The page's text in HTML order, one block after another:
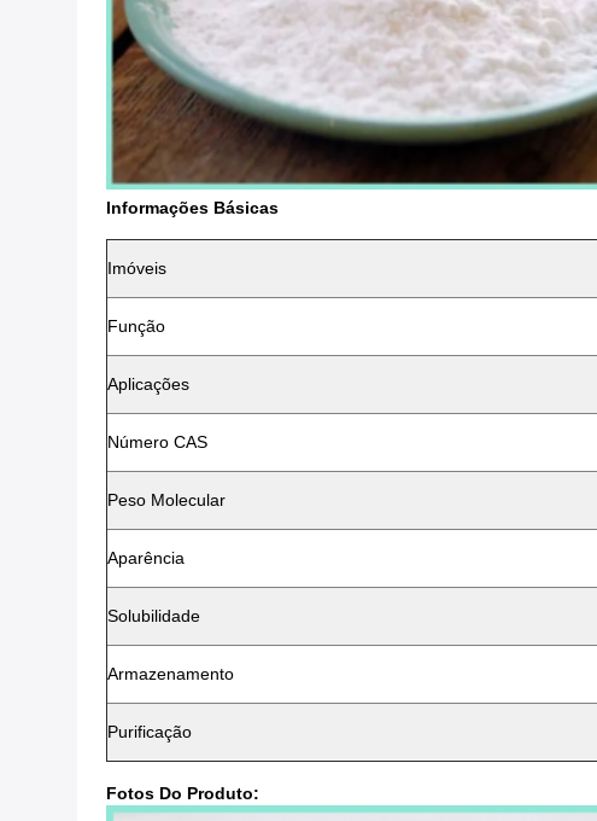
Informações Básicas
Imóveis
Função
Aplicações
Número CAS
Peso Molecular
Aparência
Solubilidade
Armazenamento
Purificação
Fotos Do Produto: